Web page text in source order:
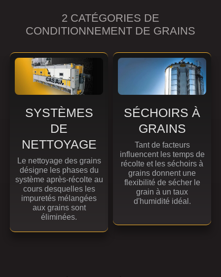
2 CATÉGORIES DE
CONDITIONNEMENT DE GRAINS
SYSTÈMES
DE
NETTOYAGE
Le nettoyage des grains
désigne les phases du
système après-récolte au
cours desquelles les
impuretés mélangées
aux grains sont
éliminées.
SÉCHOIRS À
GRAINS
Tant de facteurs
influencent les temps de
récolte et les séchoirs à
grains donnent une
flexibilité de sécher le
grain à un taux
d'humidité idéal.